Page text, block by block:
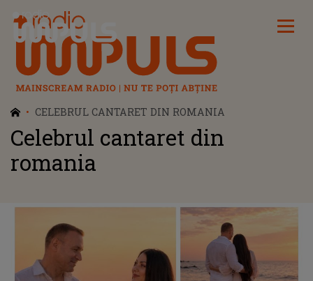
Radio Impuls
CELEBRUL CANTARET DIN ROMANIA
Celebrul cantaret din
romania